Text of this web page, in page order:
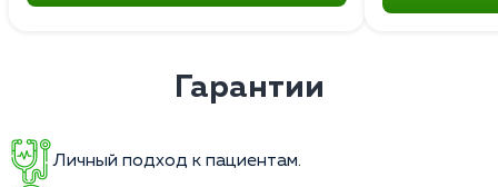
Гарантии
Личный подход к пациентам.